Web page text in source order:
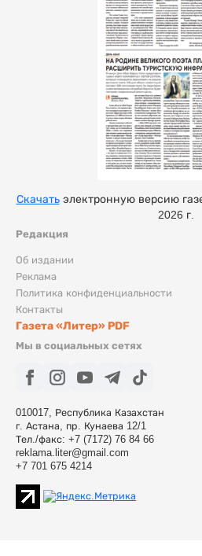
Редакция
Об издании
Реклама
Политика конфиденциальности
Контакты
Газета «Литер» PDF
Мы в социальных сетях
010017, Республика Казахстан
г. Астана, пр. Кунаева 12/1
Тел./факс: +7 (7172) 76 84 66
reklama.liter@gmail.com
+7 701 675 4214
Скачатьэлектронную версию
2026 г.